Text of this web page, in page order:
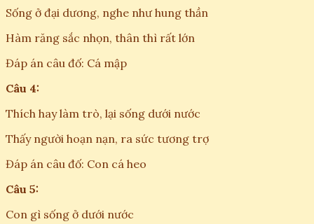
Sống ở đại dương, nghe như hung thần
Hàm răng sắc nhọn, thân thì rất lớn
Đáp án câu đố: Cá mập
Câu 4:
Thích hay làm trò, lại sống dưới nước
Thấy người hoạn nạn, ra sức tương trợ
Đáp án câu đố: Con cá heo
Câu 5:
Con gì sống ở dưới nước